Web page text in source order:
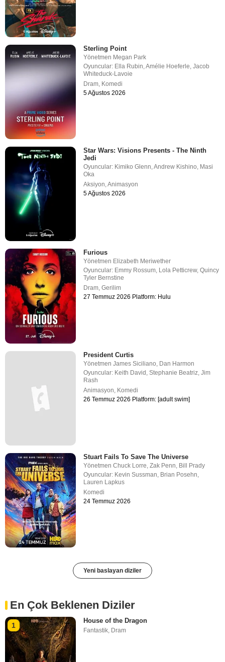
Sterling Point
Yönetmen Megan Park
Oyuncular: Ella Rubin ,Amélie Hoeferle ,Jacob
Whiteduck-Lavoie
Dram Komedi
5 Ağustos 2026
Star Wars: Visions Presents - The Ninth
Jedi
Oyuncular: Kimiko Glenn,Andrew Kishino, Masi
Oka
Aksiyon,Animasyon
5 Ağustos 2026
Furious
Yönetmen Elizabeth Meriwether
Oyuncular: Emmy Rossum, Lola Petticrew,Quincy
Tyler Bernstine
Dram,Gerilim
27 Temmuz 2026 Platform: Hulu
President Curtis
YönetmenJames Siciliano Dan Harmon
Oyuncular: Keith David ,Stephanie Beatriz ,Jim
Rash
Animasyon Komedi
26 Temmuz 2026 Platform: [adult swim]
Stuart Fails To Save The Universe
YönetmenChuck Lorre,Zak Penn, Bill Prady
Oyuncular: Kevin Sussman, Brian Posehn,
Lauren Lapkus
Komedi
24 Temmuz 2026
Yeni baslayan diziler
En Çok Beklenen Diziler
1
House of the Dragon
Fantastik, Dram